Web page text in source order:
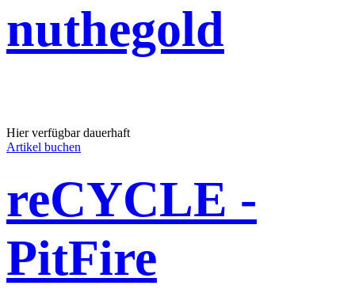
nuthegold
Hier verfügbar dauerhaft
Artikel buchen
reCYCLE -
PitFire